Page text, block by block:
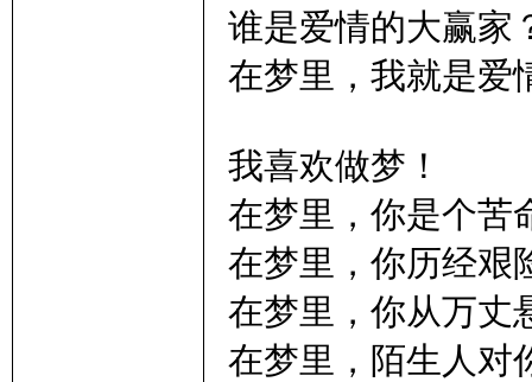
谁是爱情的大赢家
在梦里，我就是爱
我喜欢做梦！
在梦里，你是个苦
在梦里，你历经艰
在梦里，你从万丈
在梦里，陌生人对